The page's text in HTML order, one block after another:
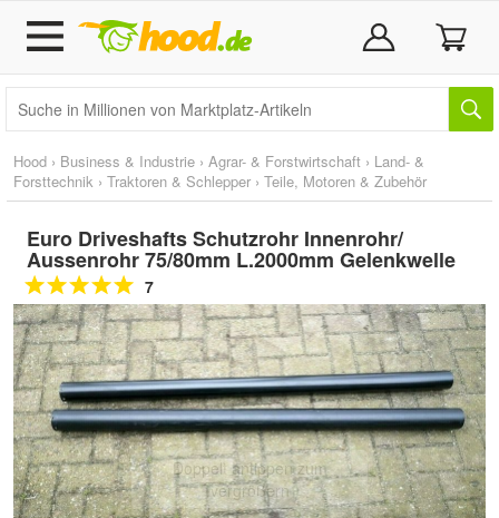
Hood › Business & Industrie › Agrar- & Forstwirtschaft › Land- &
Forsttechnik › Traktoren & Schlepper › Teile, Motoren & Zubehör
Euro Driveshafts Schutzrohr Innenrohr/
Aussenrohr 75/80mm L.2000mm Gelenkwelle
7
Doppelt antippen zum
vergrößern